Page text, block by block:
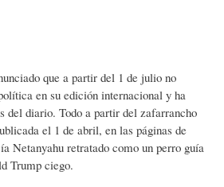
que a partir del 1 de julio no
en su edición internacional y ha
del diario. Todo a partir del zafarrancho
el 1 de abril, en las páginas de
Netanyahu retratado como un perro guía
Trump ciego.